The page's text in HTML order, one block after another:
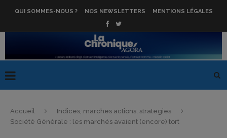
QUI SOMMES-NOUS ? NOS NEWSLETTERS MENTIONS LÉGALES
Accueil
Indices, marches actions, strategies
Société Générale : les marchés avaient (encore) tort